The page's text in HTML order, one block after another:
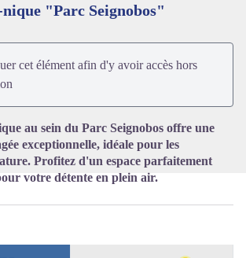
"Parc Seignobos"
cet élément afin d'y avoir accès hors
au sein du Parc Seignobos offre une
exceptionnelle, idéale pour les
Profitez d'un espace parfaitement
votre détente en plein air.